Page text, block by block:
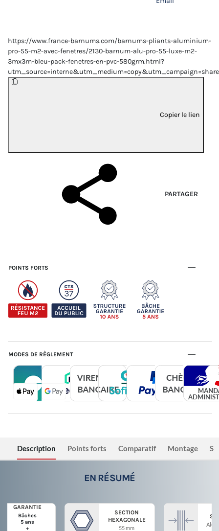
https://www.france-barnums.com/barnums-pliants-aluminium-
pro-55-m2-avec-fenetres/2130-barnum-alu-pro-55-luxe-m2-
3mx3m-bleu-pack-fenetres-en-pvc-580grm.html?
Copier le lien
PARTAGER
POINTS FORTS
MODES DE RÈGLEMENT
Description Points forts Comparatif Montage
EN RÉSUMÉ
GARANTIE
Bâches
5 ans
+
SECTION
HEXAGONALE
55 mm